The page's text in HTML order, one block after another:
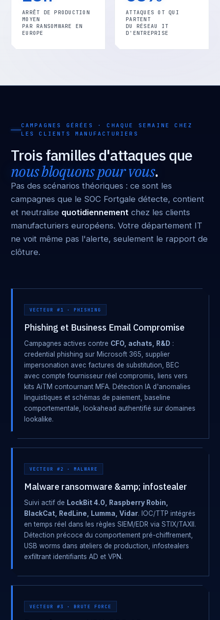
ARRÊT DE PRODUCTION
MOYEN
PAR RANSOMWARE EN
EUROPE
ATTAQUES OT QUI
PARTENT
DU RÉSEAU IT
D'ENTREPRISE
CAMPAGNES GÉRÉES · CHAQUE SEMAINE CHEZ
LES CLIENTS MANUFACTURIERS
Trois familles d'attaques que
nous bloquons pour vous.
Pas des scénarios théoriques : ce sont les
campagnes que le SOC Fortgale détecte, contient
et neutralise quotidiennement chez les clients
manufacturiers européens. Votre département IT
ne voit même pas l'alerte, seulement le rapport de
clôture.
VECTEUR #1 · PHISHING
Phishing et Business Email Compromise
Campagnes actives contre CFO, achats, R&D :
credential phishing sur Microsoft 365, supplier
impersonation avec factures de substitution, BEC
avec compte fournisseur réel compromis, liens vers
kits AiTM contournant MFA. Détection IA d'anomalies
linguistiques et schémas de paiement, baseline
comportementale, lookahead authentifié sur domaines
lookalike.
VECTEUR #2 · MALWARE
Malware ransomware &amp; infostealer
Suivi actif de LockBit 4.0, Raspberry Robin,
BlackCat, RedLine, Lumma, Vidar. IOC/TTP intégrés
en temps réel dans les règles SIEM/EDR via STIX/TAXII.
Détection précoce du comportement pré-chiffrement,
USB worms dans ateliers de production, infostealers
exfiltrant identifiants AD et VPN.
VECTEUR #3 · BRUTE FORCE